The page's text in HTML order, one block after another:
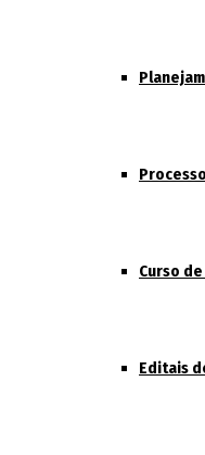
Curso
Editais